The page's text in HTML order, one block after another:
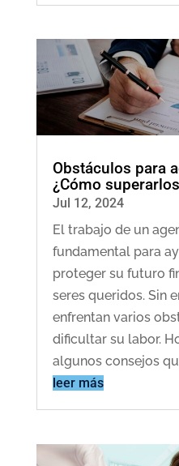
Obstáculos para
¿Cómo
Jul 12, 2024
El trabajo de un
fundamental para
proteger su futuro
seres queridos. Sin
enfrentan varios
dificultar su labor.
algunos consejos
leer más